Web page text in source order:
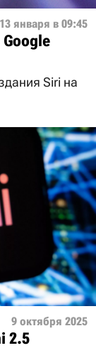
13 января в 09:45
Siri на
9 октября 2025
2.5